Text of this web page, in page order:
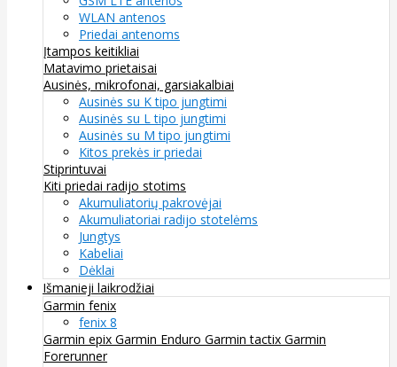
WLAN antenos
Priedai antenoms
Įtampos keitikliai
Matavimo prietaisai
Ausinės, mikrofonai, garsiakalbiai
Ausinės su K tipo jungtimi
Ausinės su L tipo jungtimi
Ausinės su M tipo jungtimi
Kitos prekės ir priedai
Stiprintuvai
Kiti priedai radijo stotims
Akumuliatorių pakrovėjai
Akumuliatoriai radijo stotelėms
Jungtys
Kabeliai
Dėklai
Išmanieji laikrodžiai
Garmin fenix
fenix 8
Garmin epix Garmin Enduro Garmin tactix Garmin
Forerunner